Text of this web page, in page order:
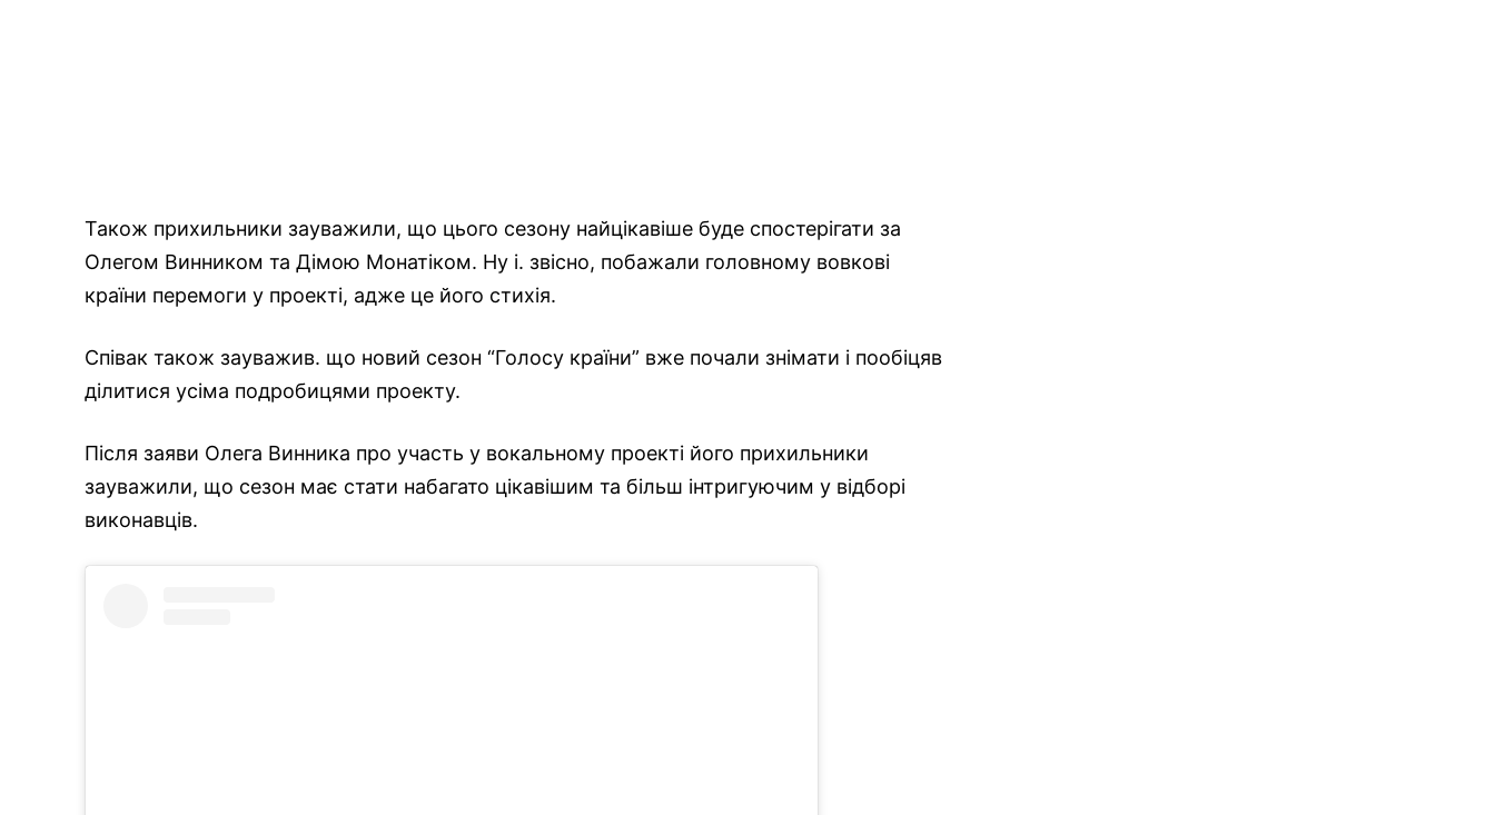
Також прихильники зауважили, що цього сезону найцікавіше буде спостерігати за
Олегом Винником та Дімою Монатіком. Ну і. звісно, побажали головному вовкові
країни перемоги у проекті, адже це його стихія.
Співак також зауважив. що новий сезон “Голосу країни” вже почали знімати і пообіцяв
ділитися усіма подробицями проекту.
Після заяви Олега Винника про участь у вокальному проекті його прихильники
зауважили, що сезон має стати набагато цікавішим та більш інтригуючим у відборі
виконавців.